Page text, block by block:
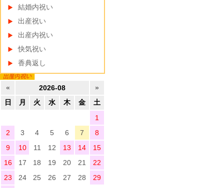
結婚内祝い
出産祝い
出産内祝い
快気祝い
香典返し
« 2026-08
»
日
月 火 水 木 金
土
1
2
3 4 5 6 7
8
9
10 11 12 13 14
15
16
17 18 19 20 21
22
23
24 25 26 27 28
29